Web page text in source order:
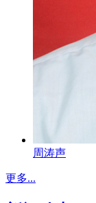
周涛声
更多...